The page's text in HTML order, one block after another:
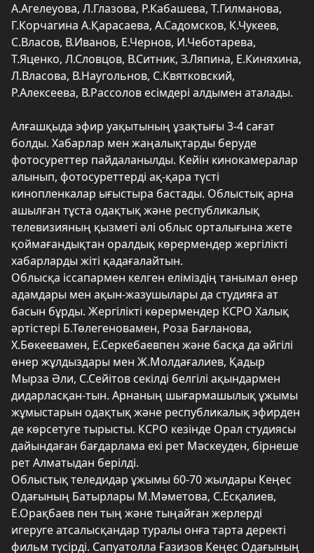
А.Агелеуова, Л.Глазова, Р.Кабашева, Т.Гилманова,
Г.Корчагина А.Қарасаева, А.Садомсков, К.Чукеев,
С.Власов, В.Иванов, Е.Чернов, И.Чеботарева,
Т.Яценко, Л.Словцов, В.Ситник, З.Ляпина, Е.Киняхина,
Л.Власова, В.Наугольнов, С.Квятковский,
Р.Алексеева, В.Рассолов есімдері алдымен аталады.
Алғашқыда эфир уақытының ұзақтығы 3-4 сағат
болды. Хабарлар мен жаңалықтарды беруде
фотосуреттер пайдаланылды. Кейін кинокамералар
алынып, фотосуреттерді ақ-қара түсті
кинопленкалар ығыстыра бастады. Облыстық арна
ашылған тұста одақтық және республикалық
телевизияның қызметі әлі облыс орталығына жете
қоймағандықтан оралдық көрермендер жергілікті
хабарларды жіті қадағалайтын.
Облысқа іссапармен келген еліміздің танымал өнер
адамдары мен ақын-жазушылары да студияға ат
басын бұрды. Жергілікті көрермендер КСРО Халық
әртістері Б.Төлегеновамен, Роза Бағланова,
Х.Бөкеевамен, Е.Серкебаевпен және басқа да әйгілі
өнер жұлдыздары мен Ж.Молдағалиев, Қадыр
Мырза Әли, С.Сейітов секілді белгілі ақындармен
дидарласқан-тын. Арнаның шығармашылық ұжымы
жұмыстарын одақтық және республикалық эфирден
де көрсетуге тырысты. КСРО кезінде Орал студиясы
дайындаған бағдарлама екі рет Мәскеуден, бірнеше
рет Алматыдан берілді.
Облыстық теледидар ұжымы 60-70 жылдары Кеңес
Одағының Батырлары М.Мәметова, С.Есқалиев,
Е.Орақбаев пен тың және тыңайған жерлерді
игеруге атсалысқандар туралы онға тарта деректі
фильм түсірді. Сапуатолла Ғазизов Кеңес Одағының